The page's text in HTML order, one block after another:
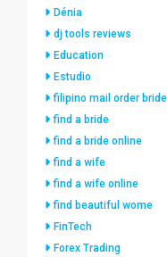
Dénia
dj tools reviews
Education
Estudio
filipino mail order bride
find a bride
find a bride online
find a wife
find a wife online
find beautiful wome
FinTech
Forex Trading